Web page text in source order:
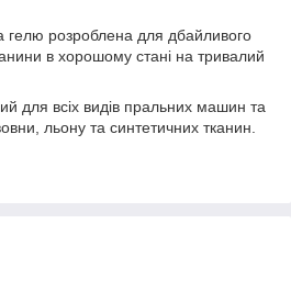
розроблена для дбайливого
в хорошому стані на тривалий
для всіх видів пральних машин та
льону та синтетичних тканин.